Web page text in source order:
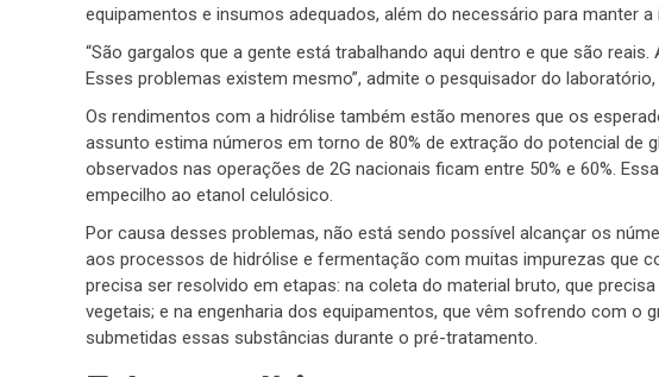
equipamentos e insumos adequados, além do necessário para manter a
“São gargalos que a gente está trabalhando aqui dentro e que são
Esses problemas existem mesmo”, admite o pesquisador do
Os rendimentos com a hidrólise também estão menores que os
assunto estima números em torno de 80% de extração do potencial
observados nas operações de 2G nacionais ficam entre 50% e 60%.
empecilho ao etanol celulósico.
Por causa desses problemas, não está sendo possível alcançar os
aos processos de hidrólise e fermentação com muitas impurezas que
precisa ser resolvido em etapas: na coleta do material bruto, que
vegetais; e na engenharia dos equipamentos, que vêm sofrendo com o
submetidas essas substâncias durante o pré-tratamento.